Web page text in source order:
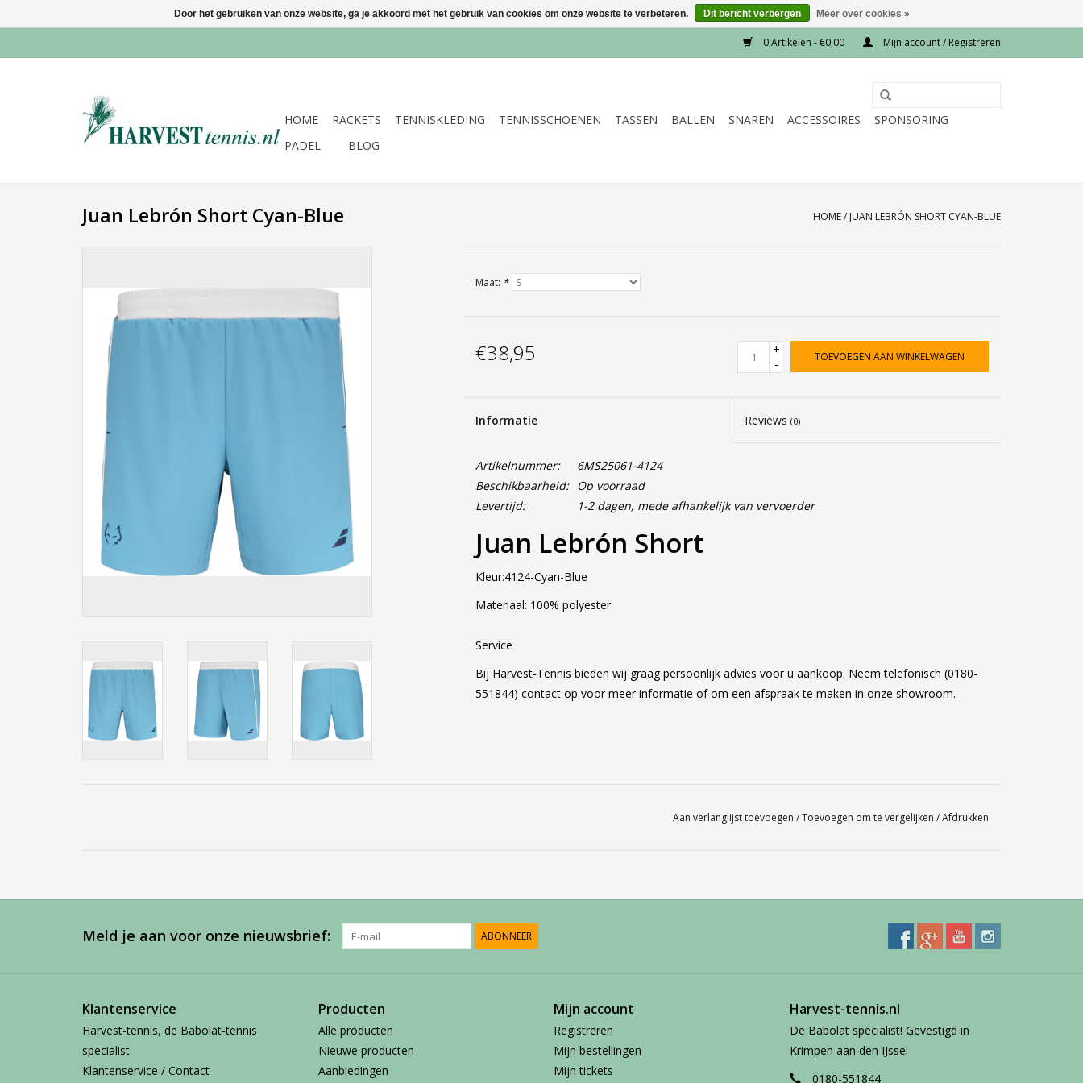
0 Artikelen - €0,00 Mijn account / Registreren
HOME RACKETS TENNISKLEDING TENNISSCHOENEN TASSEN BALLEN SNAREN ACCESSOIRES
SPONSORING
PADEL
BLOG
Juan Lebrón Short Cyan-Blue HOME/ JUAN LEBRÓN SHORT CYAN-BLUE
Maat: *
€38,95
+
-
TOEVOEGEN AAN WINKELWAGEN
Informatie Reviews(0)
Artikelnummer:
6MS25061-4124
Beschikbaarheid:
Op voorraad
Levertijd:
1-2 dagen, mede afhankelijk van vervoerder
Juan Lebrón Short
Kleur:4124-Cyan-Blue
Materiaal: 100% polyester
Service
Bij Harvest-Tennis bieden wij graag persoonlijk advies voor u aankoop. Neem telefonisch (0180-
551844) contact op voor meer informatie of om een afspraak te maken in onze showroom.
Aan verlanglijst toevoegen /Toevoegen om te vergelijken /Afdrukken
Meld je aan voor onze nieuwsbrief: ABONNEER
Klantenservice
Harvest-tennis, de Babolat-tennis
specialist
Klantenservice / Contact
Producten
Alle producten
Nieuwe producten
Aanbiedingen
Mijn account
Registreren
Mijn bestellingen
Mijn tickets
Harvest-tennis.nl
De Babolat specialist! Gevestigd in
Krimpen aan den IJssel
0180-551844
Door het gebruiken van onze website, ga je akkoord met het gebruik van cookies om onze website te verbeteren. Dit bericht verbergen Meer over cookies »